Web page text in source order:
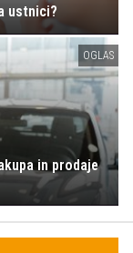
ustnici?
OGLAS
in prodaje